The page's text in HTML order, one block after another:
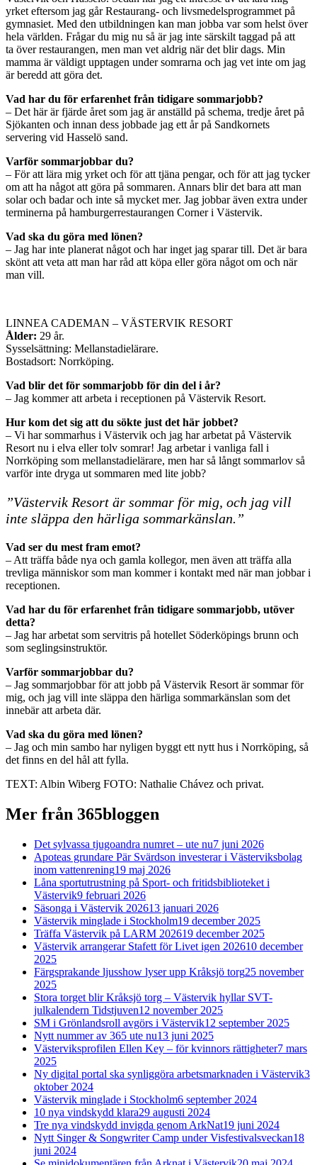
yrket eftersom jag går Restaurang- och livsmedelsprogrammet på
gymnasiet. Med den utbildningen kan man jobba var som helst över
hela världen. Frågar du mig nu så är jag inte särskilt taggad på att
ta över restaurangen, men man vet aldrig när det blir dags. Min
mamma är väldigt upptagen under somrarna och jag vet inte om jag
är beredd att göra det.
Vad har du för erfarenhet från tidigare sommarjobb?
– Det här är fjärde året som jag är anställd på schema, tredje året på
Sjökanten och innan dess jobbade jag ett år på Sandkornets
servering vid Hasselö sand.
Varför sommarjobbar du?
– För att lära mig yrket och för att tjäna pengar, och för att jag tycker
om att ha något att göra på sommaren. Annars blir det bara att man
solar och badar och inte så mycket mer. Jag jobbar även extra under
terminerna på hamburgerrestaurangen Corner i Västervik.
Vad ska du göra med lönen?
– Jag har inte planerat något och har inget jag sparar till. Det är bara
skönt att veta att man har råd att köpa eller göra något om och när
man vill.
LINNEA CADEMAN – VÄSTERVIK RESORT
Ålder: 29 år.
Sysselsättning: Mellanstadielärare.
Bostadsort: Norrköping.
Vad blir det för sommarjobb för din del i år?
– Jag kommer att arbeta i receptionen på Västervik Resort.
Hur kom det sig att du sökte just det här jobbet?
– Vi har sommarhus i Västervik och jag har arbetat på Västervik
Resort nu i elva eller tolv somrar! Jag arbetar i vanliga fall i
Norrköping som mellanstadielärare, men har så långt sommarlov så
varför inte dryga ut sommaren med lite jobb?
”Västervik Resort är sommar för mig, och jag vill
inte släppa den härliga sommarkänslan.”
Vad ser du mest fram emot?
– Att träffa både nya och gamla kollegor, men även att träffa alla
trevliga människor som man kommer i kontakt med när man jobbar i
receptionen.
Vad har du för erfarenhet från tidigare sommarjobb, utöver
detta?
– Jag har arbetat som servitris på hotellet Söderköpings brunn och
som seglingsinstruktör.
Varför sommarjobbar du?
– Jag sommarjobbar för att jobb på Västervik Resort är sommar för
mig, och jag vill inte släppa den härliga sommarkänslan som det
innebär att arbeta där.
Vad ska du göra med lönen?
– Jag och min sambo har nyligen byggt ett nytt hus i Norrköping, så
det finns en del hål att fylla.
TEXT: Albin Wiberg FOTO: Nathalie Chávez och privat.
Mer från 365bloggen
Det sylvassa tjugoandra numret – ute nu7 juni 2026
Apoteas grundare Pär Svärdson investerar i Västerviksbolag
inom vattenrening19 maj 2026
Låna sportutrustning på Sport- och fritidsbiblioteket i
Västervik9 februari 2026
Säsonga i Västervik 202613 januari 2026
Västervik minglade i Stockholm19 december 2025
Träffa Västervik på LARM 202619 december 2025
Västervik arrangerar Stafett för Livet igen 202610 december
2025
Färgsprakande ljusshow lyser upp Kråksjö torg25 november
2025
Stora torget blir Kråksjö torg – Västervik hyllar SVT-
julkalendern Tidstjuven12 november 2025
SM i Grönlandsroll avgörs i Västervik12 september 2025
Nytt nummer av 365 ute nu13 juni 2025
Västerviksprofilen Ellen Key – för kvinnors rättigheter7 mars
2025
Ny digital portal ska synliggöra arbetsmarknaden i Västervik3
oktober 2024
Västervik minglade i Stockholm6 september 2024
10 nya vindskydd klara29 augusti 2024
Tre nya vindskydd invigda genom ArkNat19 juni 2024
Nytt Singer & Songwriter Camp under Visfestivalsveckan18
juni 2024